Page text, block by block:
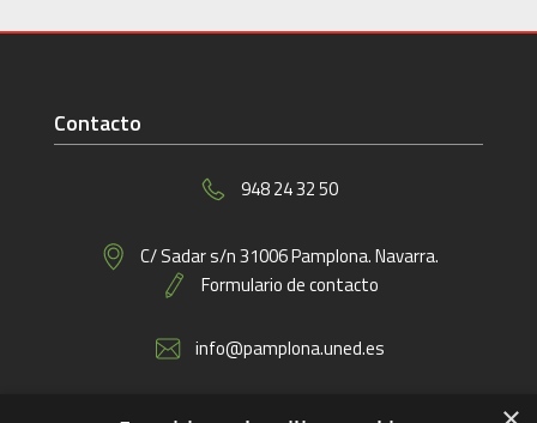
Contacto
948 24 32 50
C/ Sadar s/n 31006 Pamplona. Navarra.
Formulario de contacto
info@pamplona.uned.es